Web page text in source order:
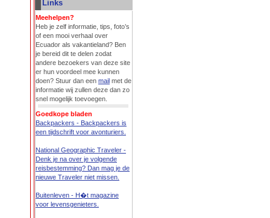
Links
Meehelpen?
Heb je zelf informatie, tips, foto’s
of een mooi verhaal over
Ecuador als vakantieland? Ben
je bereid dit te delen zodat
andere bezoekers van deze site
er hun voordeel mee kunnen
doen? Stuur dan een mail met de
informatie wij zullen deze dan zo
snel mogelijk toevoegen.
Goedkope bladen
Backpackers - Backpackers is
een tijdschrift voor avonturiers.
National Geographic Traveler -
Denk je na over je volgende
reisbestemming? Dan mag je de
nieuwe Traveler niet missen.
Buitenleven - H�t magazine
voor levensgenieters.